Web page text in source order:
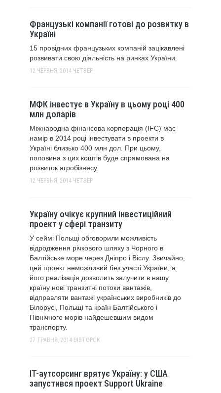
Французькі компанії готові до розвитку в
Україні
15 провідних французьких компаній зацікавлені
розвивати свою діяльність на ринках України.
12 ЧЕРВНЯ, 2014 ЧЕТВЕР
МФК інвестує в Україну в цьому році 400
млн доларів
Міжнародна фінансова корпорація (IFC) має
намір в 2014 році інвестувати в проекти в
Україні близько 400 млн дол. При цьому,
половина з цих коштів буде спрямована на
розвиток агробізнесу.
12 ЧЕРВНЯ, 2014 ЧЕТВЕР
Україну очікує крупний інвестиційний
проект у сфері транзиту
У сеймі Польщі обговорили можливість
відродження річкового шляху з Чорного в
Балтійське море через Дніпро і Віслу. Звичайно,
цей проект неможливий без участі України, а
його реалізація дозволить залучити в нашу
країну нові транзитні потоки вантажів,
відправляти вантажі українських виробників до
Білорусі, Польщі та країн Балтійського і
Північного морів найдешевшим видом
транспорту.
27 ТРАВНЯ, 2014 ВІВТОРОК
IT-аутсорсинг врятує Україну: у США
запустився проект Support Ukraine